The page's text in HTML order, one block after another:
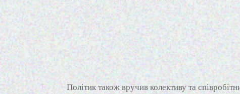
Політик також вручив колективу та